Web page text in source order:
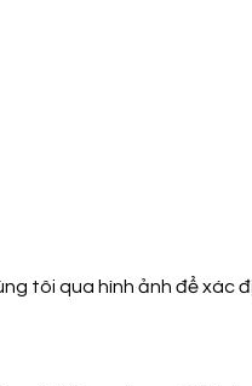
tôi qua hình ảnh để xác